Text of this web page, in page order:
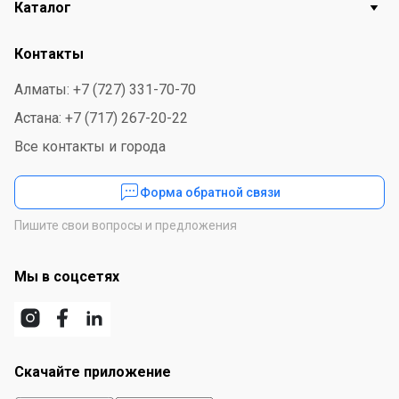
Каталог
Контакты
Алматы: +7 (727) 331-70-70
Астана: +7 (717) 267-20-22
Все контакты и города
Форма обратной связи
Пишите свои вопросы и предложения
Мы в соцсетях
Скачайте приложение